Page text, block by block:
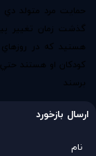
حمايت مرد متولد
گذشت زمان تغيير
هستيد كه در
كودكان او هستند
برسند
ارسال بازخورد
نام